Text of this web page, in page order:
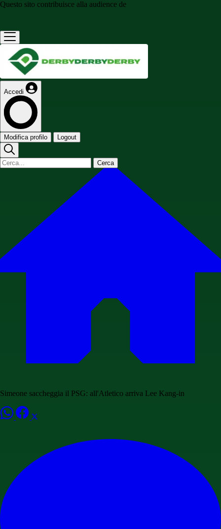
Questo sito contribuisce alla audience de
Accedi
Modifica profilo Logout
Cerca
Simeone saccheggia il PSG: all'Atletico arriva Lee Kang-in